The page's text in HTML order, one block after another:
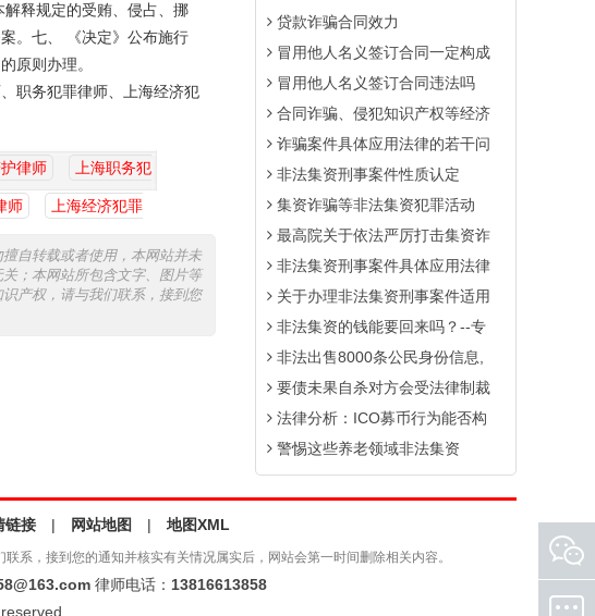
释规定的受贿、侵占、挪
。七、 《决定》公布施行
原则办理。
职务犯罪律师、上海经济犯
律师 上海职务犯
师 上海经济犯罪
自转载或者使用，本网站并未
；本网站所包含文字、图片等
产权，请与我们联系，接到您
贷款诈骗合同效力
冒用他人名义签订合同一定构成
冒用他人名义签订合同违法吗
合同诈骗、侵犯知识产权等经济
诈骗案件具体应用法律的若干问
非法集资刑事案件性质认定
集资诈骗等非法集资犯罪活动
最高院关于依法严厉打击集资诈
非法集资刑事案件具体应用法律
关于办理非法集资刑事案件适用
非法集资的钱能要回来吗？--专
非法出售8000条公民身份信息,
要债未果自杀对方会受法律制裁
法律分析：ICO募币行为能否构
警惕这些养老领域非法集资
链接 | 网站地图 | 地图XML
系，接到您的通知并核实有关情况属实后，网站会第一时间删除相关内容。
律师电话： 13816613858
reserved.